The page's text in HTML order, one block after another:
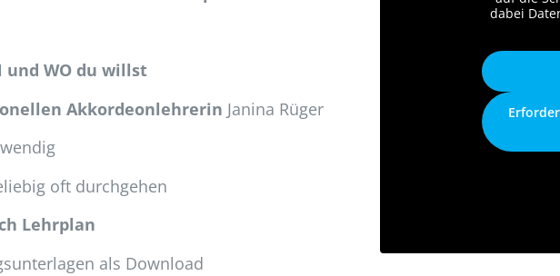
und WO du willst
Akkordeonlehrerin Janina Rüger
oft durchgehen
Lehrplan
als Download
dabei